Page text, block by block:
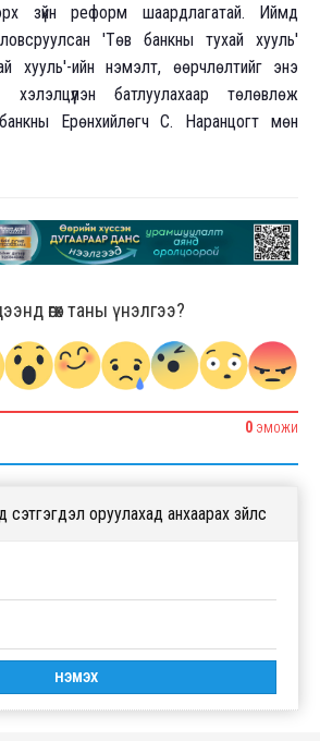
эрх зүйн реформ шаардлагатай. Иймд
'Төв банкны тухай хууль'
хууль'-ийн нэмэлт, өөрчлөлтийг энэ
хэлэлцүүлэн батлуулахаар төлөвлөж
Ерөнхийлөгч С. Наранцогт мөн
өгөх таны үнэлгээ?
0 ЭМОЖИ
сэтгэгдэл оруулахад анхаарах зүйлс